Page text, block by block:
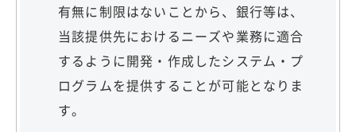
有無に制限はないことから、銀行等は、
当該提供先におけるニーズや業務に適合
するように開発・作成したシステム・プ
ログラムを提供することが可能となりま
す。